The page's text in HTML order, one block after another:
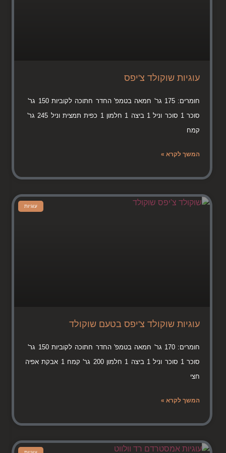
עוגיות שוקולד צ'יפס
חומרים: 175 גר' חמאה בטמפ' החדר חתוכה לקוביות 150 גר'
סוכר 1 סוכר וניל 1 ביצה 1 חלמון 1 כפית תמצית וניל 245 גר'
קמח
המשך לקרא »
עוגיות
עוגיות שוקולד צ'יפס בטעם שוקולד
חומרים: 170 גר' חמאה בטמפ' החדר חתוכה לקוביות 150 גר'
סוכר 1 סוכר וניל 1 ביצה 1 חלמון 200 גר' קמח 1 אבקת אפיה
חצי
המשך לקרא »